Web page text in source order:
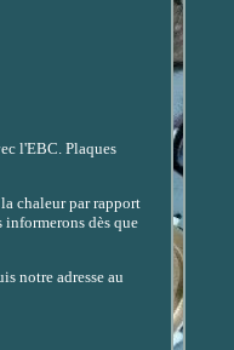
l'EBC. Plaques
chaleur par rapport
informerons dès que
notre adresse au